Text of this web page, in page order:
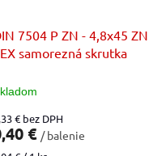
7504 P ZN - 4,8x45 ZN
samorezná skrutka
€ bez DPH
€ / balenie